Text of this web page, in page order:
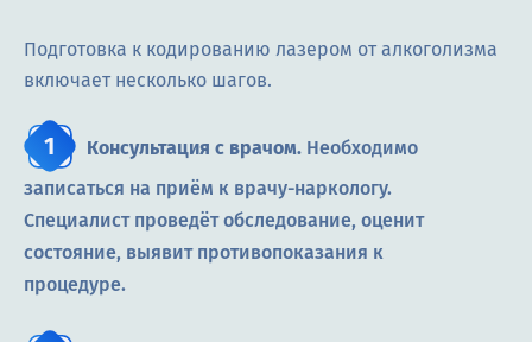
Подготовка к кодированию лазером от алкоголизма
включает несколько шагов.
Консультация с врачом. Необходимо
записаться на приём к врачу-наркологу.
Специалист проведёт обследование, оценит
состояние, выявит противопоказания к
процедуре.